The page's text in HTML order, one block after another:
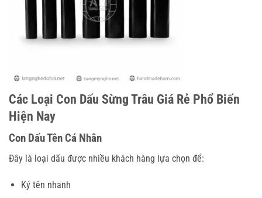
Các Loại Con Dấu Sừng Trâu Giá Rẻ Phổ Biến
Hiện Nay
Con Dấu Tên Cá Nhân
Đây là loại dấu được nhiều khách hàng lựa chọn để:
Ký tên nhanh